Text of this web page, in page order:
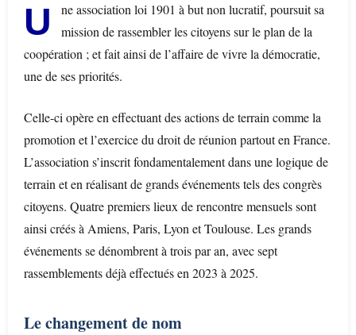
Une association loi 1901 à but non lucratif, poursuit sa
mission de rassembler les citoyens sur le plan de la
coopération ; et fait ainsi de l’affaire de vivre la démocratie,
une de ses priorités.
Celle-ci opère en effectuant des actions de terrain comme la
promotion et l’exercice du droit de réunion partout en France.
L’association s’inscrit fondamentalement dans une logique de
terrain et en réalisant de grands événements tels des congrès
citoyens. Quatre premiers lieux de rencontre mensuels sont
ainsi créés à Amiens, Paris, Lyon et Toulouse. Les grands
événements se dénombrent à trois par an, avec sept
rassemblements déjà effectués en 2023 à 2025.
Le changement de nom